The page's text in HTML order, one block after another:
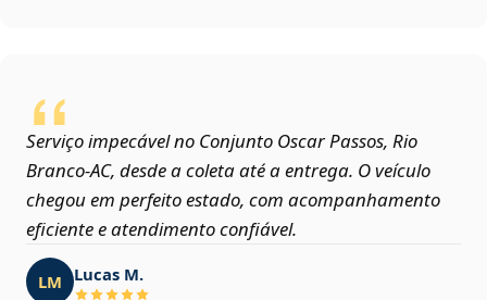
Serviço impecável no Conjunto Oscar Passos, Rio
Branco‑AC, desde a coleta até a entrega. O veículo
chegou em perfeito estado, com acompanhamento
eficiente e atendimento confiável.
LM Lucas M.